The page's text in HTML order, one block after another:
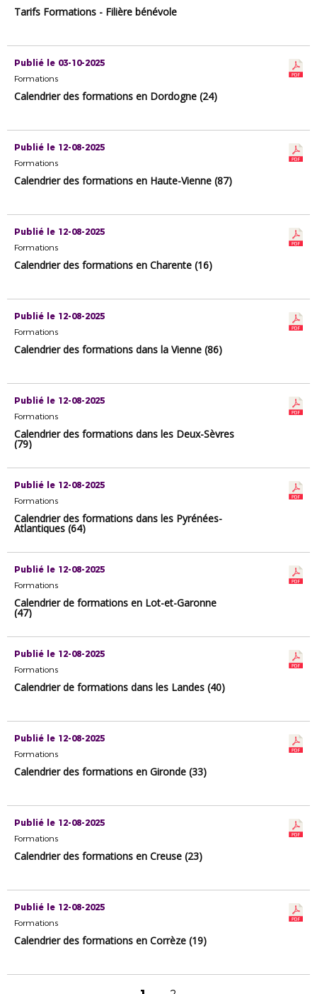
Tarifs Formations - Filière bénévole
Publié le 03-10-2025
Formations
Calendrier des formations en Dordogne (24)
Publié le 12-08-2025
Formations
Calendrier des formations en Haute-Vienne (87)
Publié le 12-08-2025
Formations
Calendrier des formations en Charente (16)
Publié le 12-08-2025
Formations
Calendrier des formations dans la Vienne (86)
Publié le 12-08-2025
Formations
Calendrier des formations dans les Deux-Sèvres
(79)
Publié le 12-08-2025
Formations
Calendrier des formations dans les Pyrénées-
Atlantiques (64)
Publié le 12-08-2025
Formations
Calendrier de formations en Lot-et-Garonne
(47)
Publié le 12-08-2025
Formations
Calendrier de formations dans les Landes (40)
Publié le 12-08-2025
Formations
Calendrier des formations en Gironde (33)
Publié le 12-08-2025
Formations
Calendrier des formations en Creuse (23)
Publié le 12-08-2025
Formations
Calendrier des formations en Corrèze (19)